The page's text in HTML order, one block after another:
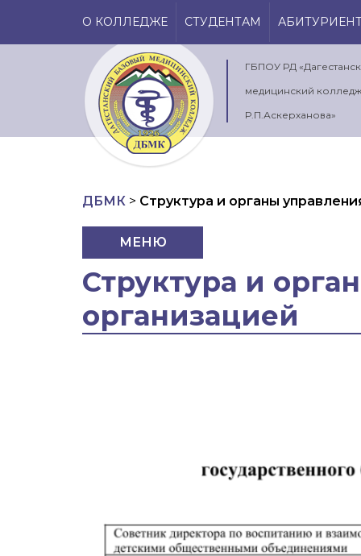
О КОЛЛЕДЖЕ СТУДЕНТАМ
ГБПОУ РД
медицинский колледж
Р.П.Аскерханова»
ДБМК > Структура и органы
МЕНЮ
Структура и
организацией